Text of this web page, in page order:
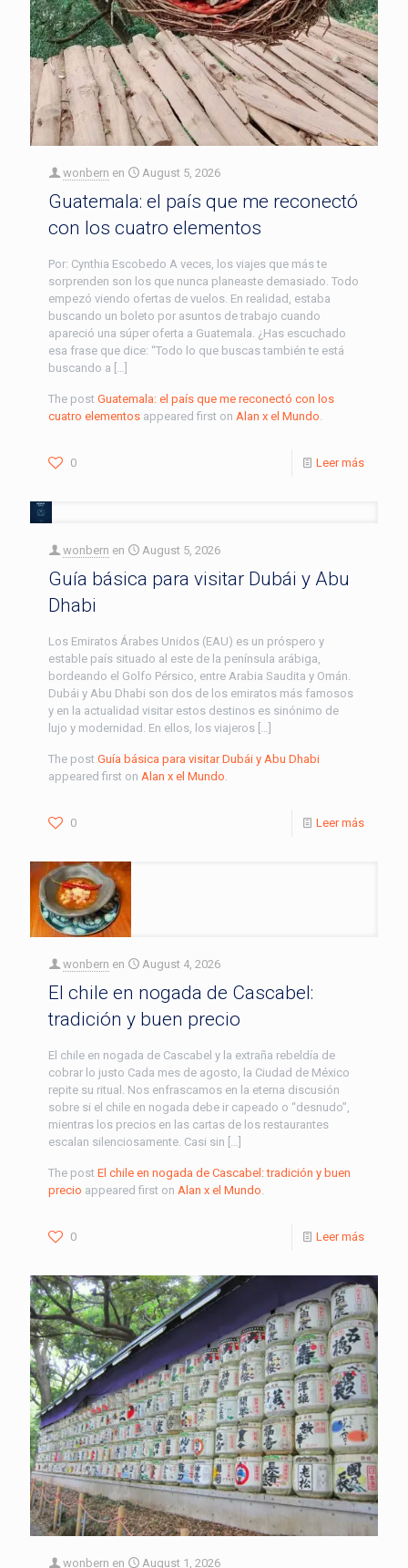
wonbern en August 5, 2026
Guatemala: el país que me reconectó
con los cuatro elementos
Por: Cynthia Escobedo A veces, los viajes que más te
sorprenden son los que nunca planeaste demasiado. Todo
empezó viendo ofertas de vuelos. En realidad, estaba
buscando un boleto por asuntos de trabajo cuando
apareció una súper oferta a Guatemala. ¿Has escuchado
esa frase que dice: “Todo lo que buscas también te está
buscando a […]
The post Guatemala: el país que me reconectó con los
cuatro elementos appeared first on Alan x el Mundo
0 Leer más
wonbern en August 5, 2026
Guía básica para visitar Dubái y Abu
Dhabi
Los Emiratos Árabes Unidos (EAU) es un próspero y
estable país situado al este de la península arábiga,
bordeando el Golfo Pérsico, entre Arabia Saudita y Omán.
Dubái y Abu Dhabi son dos de los emiratos más famosos
y en la actualidad visitar estos destinos es sinónimo de
lujo y modernidad. En ellos, los viajeros […]
The post Guía básica para visitar Dubái y Abu Dhabi
appeared first on Alan x el Mundo
0 Leer más
wonbern en August 4, 2026
El chile en nogada de Cascabel:
tradición y buen precio
El chile en nogada de Cascabel y la extraña rebeldía de
cobrar lo justo Cada mes de agosto, la Ciudad de México
repite su ritual. Nos enfrascamos en la eterna discusión
sobre si el chile en nogada debe ir capeado o “desnudo”,
mientras los precios en las cartas de los restaurantes
escalan silenciosamente. Casi sin […]
The post El chile en nogada de Cascabel: tradición y buen
precio appeared first on Alan x el Mundo
0 Leer más
wonbern en August 1, 2026